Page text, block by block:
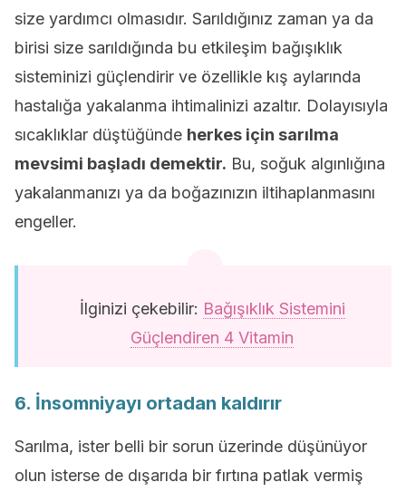
size yardımcı olmasıdır. Sarıldığınız zaman ya da
birisi size sarıldığında bu etkileşim bağışıklık
sisteminizi güçlendirir ve özellikle kış aylarında
hastalığa yakalanma ihtimalinizi azaltır. Dolayısıyla
sıcaklıklar düştüğünde herkes için sarılma
mevsimi başladı demektir. Bu, soğuk algınlığına
yakalanmanızı ya da boğazınızın iltihaplanmasını
engeller.
İlginizi çekebilir: Bağışıklık Sistemini
Güçlendiren 4 Vitamin
6. İnsomniyayı ortadan kaldırır
Sarılma, ister belli bir sorun üzerinde düşünüyor
olun isterse de dışarıda bir fırtına patlak vermiş